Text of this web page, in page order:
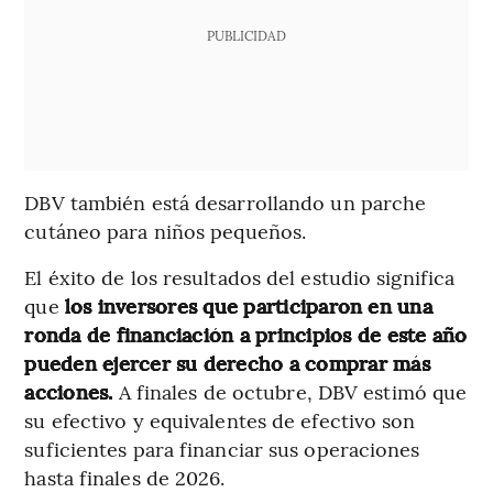
PUBLICIDAD
DBV también está desarrollando un parche
cutáneo para niños pequeños.
El éxito de los resultados del estudio significa
que los inversores que participaron en una
ronda de financiación a principios de este año
pueden ejercer su derecho a comprar más
acciones. A finales de octubre, DBV estimó que
su efectivo y equivalentes de efectivo son
suficientes para financiar sus operaciones
hasta finales de 2026.